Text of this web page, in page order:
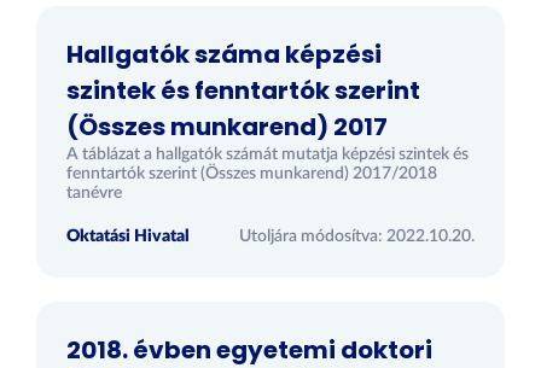
Hallgatók száma képzési
szintek és fenntartók szerint
(Összes munkarend) 2017
A táblázat a hallgatók számát mutatja képzési szintek és
fenntartók szerint (Összes munkarend) 2017/2018
tanévre
Oktatási Hivatal Utoljára módosítva: 2022.10.20.
2018. évben egyetemi doktori